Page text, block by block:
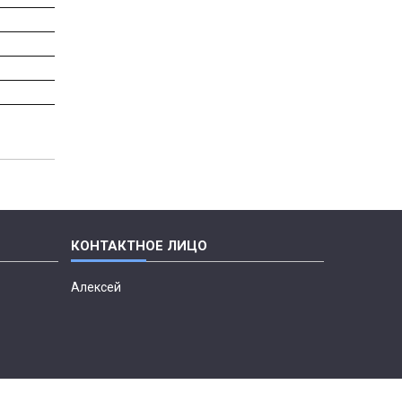
Алексей